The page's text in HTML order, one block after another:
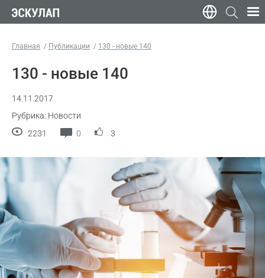
Главная Публикации 130 - новые 140
130 - новые 140
14.11.2017
Рубрика: Новости
2231
0 3